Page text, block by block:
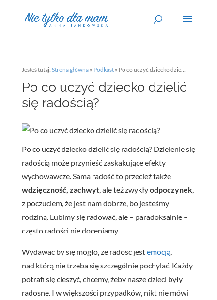
Jesteś tutaj: Strona główna» Podkast» Po co uczyć dziecko dzielić się radością?
Po co uczyć dziecko dzielić
się radością?
Po co uczyć dziecko dzielić się radością? Dzielenie się
radością może przynieść zaskakujące efekty
wychowawcze. Sama radość to przecież także
wdzięczność, zachwyt, ale też zwykłyodpoczynek,
z poczuciem, że jest nam dobrze, bo jesteśmy
rodziną. Lubimy się radować, ale – paradoksalnie –
często radości nie doceniamy.
Wydawać by się mogło, że radość jestemocją,
nad którą nie trzeba się szczególnie pochylać. Każdy
potrafi się cieszyć, chcemy, żeby nasze dzieci były
radosne. I w większości przypadków, nikt nie mówi